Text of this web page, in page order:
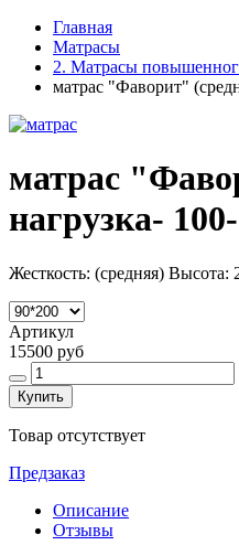
Главная
Матрасы
2. Матрасы
матрас "Фаворит"
матрас
нагрузка-
Жесткость: (средняя) Высота:
Артикул
15500 руб
Купить
Товар отсутствует
Предзаказ
Описание
Отзывы